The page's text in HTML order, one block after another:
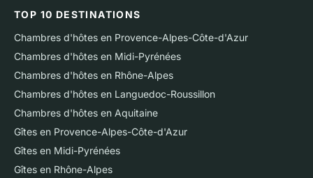
TOP 10 DESTINATIONS
Chambres d'hôtes en Provence-Alpes-Côte-d'Azur
Chambres d'hôtes en Midi-Pyrénées
Chambres d'hôtes en Rhône-Alpes
Chambres d'hôtes en Languedoc-Roussillon
Chambres d'hôtes en Aquitaine
Gîtes en Provence-Alpes-Côte-d'Azur
Gîtes en Midi-Pyrénées
Gîtes en Rhône-Alpes